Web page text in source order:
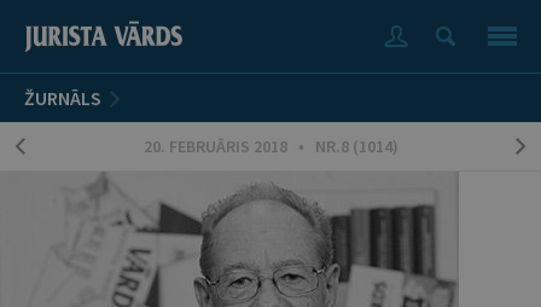
ŽURNĀLS
20. FEBRUĀRIS 2018 • NR.8 (1014)